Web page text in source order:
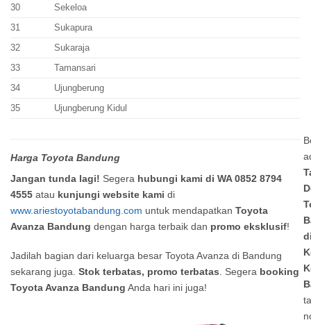
30
Sekeloa
31
Sukapura
32
Sukaraja
33
Tamansari
34
Ujungberung
35
Ujungberung Kidul
Harga Toyota Bandung
Jangan tunda lagi! Segera hubungi kami di WA 0852 8794
4555 atau kunjungi website kami di
www.ariestoyotabandung.com untuk mendapatkan Toyota
Avanza Bandung dengan harga terbaik dan promo eksklusif!
Jadilah bagian dari keluarga besar Toyota Avanza di Bandung
sekarang juga. Stok terbatas, promo terbatas. Segera booking
Toyota Avanza Bandung Anda hari ini juga!